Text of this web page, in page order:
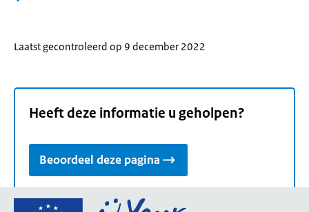
Laatst gecontroleerd op 9 december 2022
Heeft deze informatie u geholpen?
Beoordeel deze pagina
Ga